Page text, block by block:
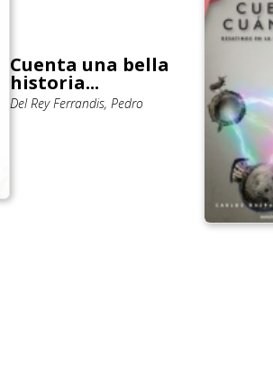
Cuenta una bella
historia...
Del Rey Ferrandis, Pedro